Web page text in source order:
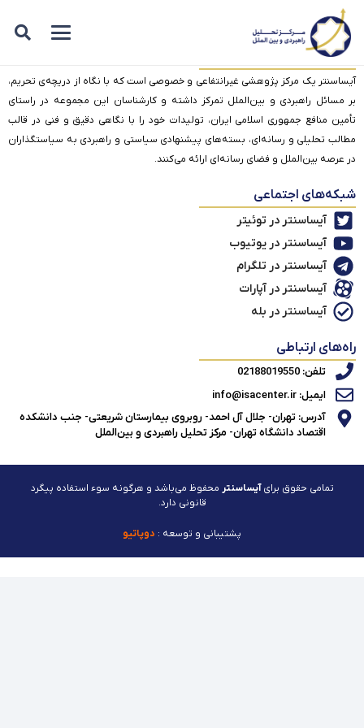
درباره آیساسنتر
آیساسنتر یک مرکز پژوهشی غیرانتفاعی و خصوصی است که با نگاه از دریچه‌ی تحریم،
بر مسائل راهبردی و بین‌الملل تمرکز داشته و کارشناسان این مجموعه در راستای
تأمین منافع جمهوری اسلامی ایران، تولیدات خود را با نگاهی دقیق و فنی در قالب
مطالب تحلیلی و رسانه‌ای، بسته‌های پیشنهادی سیاستی و راهبردی به سیاستگذاران
در عرصه بین‌الملل و فضای رسانه‌ای ارائه می‌کنند.
شبکه‌های اجتماعی
آیساسنتر در توئیتر
آیساسنتر در یوتیوب
آیساسنتر در تلگرام
آیساسنتر در آپارات
آیساسنتر در بله
راه‌های ارتباطی
تلفن: 02188019550
ایمیل: info@isacenter.ir
آدرس: تهران- جلال آل احمد- روبروی بیمارستان شریعتی- جنب دانشکده
اقتصاد دانشگاه تهران- مرکز تحلیل راهبردی و بین‌الملل
تمامی حقوق برایآیساسنتر محفوظ می‌باشد و هرگونه سوء استفاده پیگرد
قانونی دارد.
پشتیبانی و توسعه : دوپاتیو